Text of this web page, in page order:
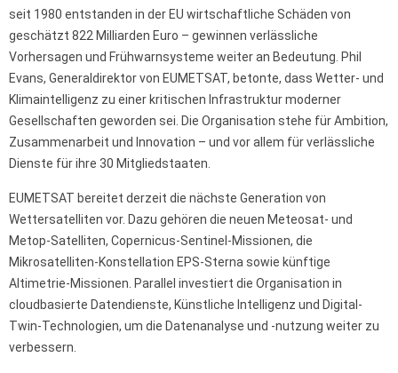
seit 1980 entstanden in der EU wirtschaftliche Schäden von
geschätzt 822 Milliarden Euro – gewinnen verlässliche
Vorhersagen und Frühwarnsysteme weiter an Bedeutung. Phil
Evans, Generaldirektor von EUMETSAT, betonte, dass Wetter- und
Klimaintelligenz zu einer kritischen Infrastruktur moderner
Gesellschaften geworden sei. Die Organisation stehe für Ambition,
Zusammenarbeit und Innovation – und vor allem für verlässliche
Dienste für ihre 30 Mitgliedstaaten.
EUMETSAT bereitet derzeit die nächste Generation von
Wettersatelliten vor. Dazu gehören die neuen Meteosat- und
Metop-Satelliten, Copernicus-Sentinel-Missionen, die
Mikrosatelliten-Konstellation EPS-Sterna sowie künftige
Altimetrie-Missionen. Parallel investiert die Organisation in
cloudbasierte Datendienste, Künstliche Intelligenz und Digital-
Twin-Technologien, um die Datenanalyse und -nutzung weiter zu
verbessern.